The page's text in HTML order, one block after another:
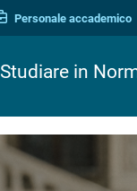
Personale accademico
Studiare in